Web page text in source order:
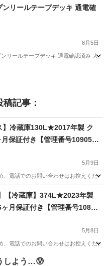
調家電
リールテープデッキ 通電確
8月5日
ンリールテープデッキ 通電確認済み 大
記事：
】冷蔵庫130L★2017年製 ク
保証付き【管理番号10905】
5月9日
、電話でのお問い合わせはお控えくだ
イセンス
【冷蔵庫】374L★2023年製
月保証付き【管理番号1080
5月8日
、電話でのお問い合わせはお控えくだ
イアール
しよう…😰